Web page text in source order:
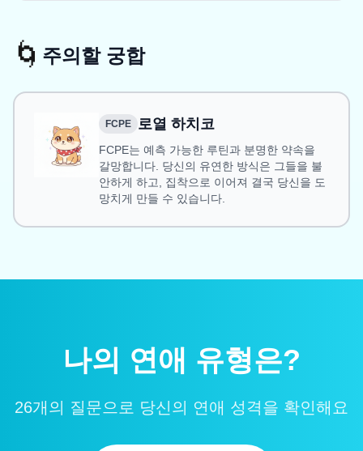
🌀 주의할 궁합
FCPE 로열 하치코
FCPE는 예측 가능한 루틴과 분명한 약속을
갈망합니다. 당신의 유연한 방식은 그들을 불
안하게 하고, 집착으로 이어져 결국 당신을 도
망치게 만들 수 있습니다.
나의 연애 유형은?
26개의 질문으로 당신의 연애 성격을 확인해요